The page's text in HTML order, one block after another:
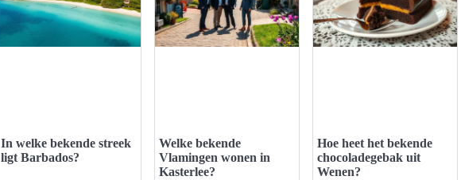
In welke bekende streek
ligt Barbados?
Welke bekende
Vlamingen wonen in
Kasterlee?
Hoe heet het bekende
chocoladegebak uit
Wenen?